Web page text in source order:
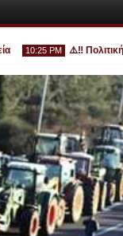
PM
Αυγ
2026
⚠️‼️ Πολιτική